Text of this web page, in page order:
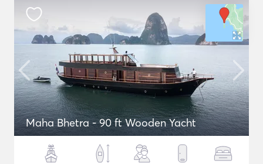
Maha Bhetra - 90 ft Wooden Yacht